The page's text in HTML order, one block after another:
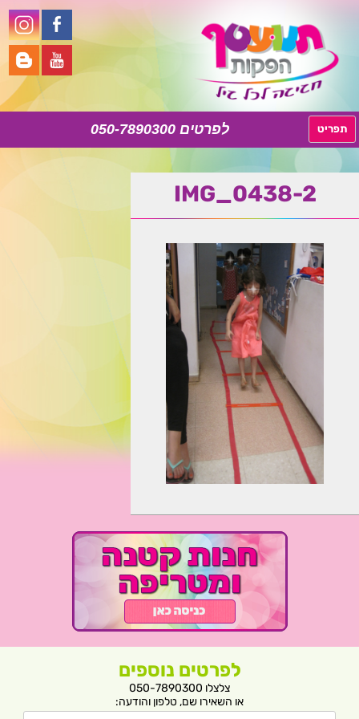
050-7890300 תפריט
לתוכן
IMG_0438-2
לפרטים נוספים
צלצלו 050-7890300
או השאירו שם, טלפון והודעה: